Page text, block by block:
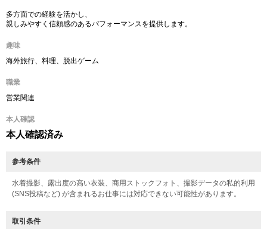
多方面での経験を活かし、
親しみやすく信頼感のあるパフォーマンスを提供します。
趣味
海外旅行、料理、脱出ゲーム
職業
営業関連
本人確認
本人確認済み
参考条件
水着撮影、露出度の高い衣装、商用ストックフォト、撮影データの私的利用
(SNS投稿など) が含まれるお仕事には対応できない可能性があります。
取引条件